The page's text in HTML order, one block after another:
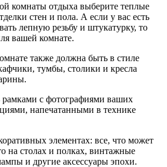
комнаты отдыха выберите теплые
стен и пола. А если у вас есть
лепную резьбу и штукатурку, то
вашей комнате.
также должна быть в стиле
тумбы, столики и кресла
с фотографиями ваших
напечатанными в технике
элементах: все, что может
на столах и полках, винтажные
и другие аксессуары эпохи.